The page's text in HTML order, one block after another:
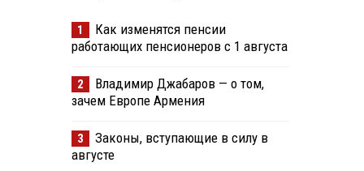
1
Как изменятся пенсии
работающих пенсионеров с 1 августа
2
Владимир Джабаров — о том,
зачем Европе Армения
3
Законы, вступающие в силу в
августе